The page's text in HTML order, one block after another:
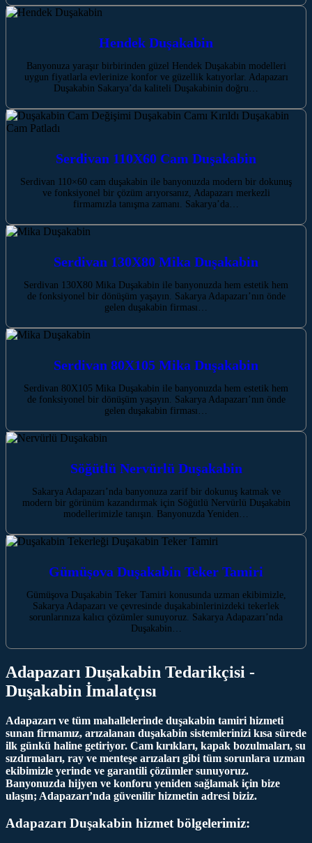
Hendek Duşakabin
Banyonuza yaraşır birbirinden güzel Hendek Duşakabin modelleri
uygun fiyatlarla evlerinize konfor ve güzellik katıyorlar. Adapazarı
Duşakabin Sakarya’da kaliteli Duşakabinin doğru…
Serdivan 110X60 Cam Duşakabin
Serdivan 110×60 cam duşakabin ile banyonuzda modern bir dokunuş
ve fonksiyonel bir çözüm arıyorsanız, Adapazarı merkezli
firmamızla tanışma zamanı. Sakarya’da…
Serdivan 130X80 Mika Duşakabin
Serdivan 130X80 Mika Duşakabin ile banyonuzda hem estetik hem
de fonksiyonel bir dönüşüm yaşayın. Sakarya Adapazarı’nın önde
gelen duşakabin firması…
Serdivan 80X105 Mika Duşakabin
Serdivan 80X105 Mika Duşakabin ile banyonuzda hem estetik hem
de fonksiyonel bir dönüşüm yaşayın. Sakarya Adapazarı’nın önde
gelen duşakabin firması…
Söğütlü Nervürlü Duşakabin
Sakarya Adapazarı’nda banyonuza zarif bir dokunuş katmak ve
modern bir görünüm kazandırmak için Söğütlü Nervürlü Duşakabin
modellerimizle tanışın. Banyonuzda Yeniden…
Gümüşova Duşakabin Teker Tamiri
Gümüşova Duşakabin Teker Tamiri konusunda uzman ekibimizle,
Sakarya Adapazarı ve çevresinde duşakabinlerinizdeki tekerlek
sorunlarınıza kalıcı çözümler sunuyoruz. Sakarya Adapazarı’nda
Duşakabin…
Adapazarı Duşakabin Tedarikçisi -
Duşakabin İmalatçısı
Adapazarı ve tüm mahallelerinde duşakabin tamiri hizmeti
sunan firmamız, arızalanan duşakabin sistemlerinizi kısa sürede
ilk günkü haline getiriyor. Cam kırıkları, kapak bozulmaları, su
sızdırmaları, ray ve menteşe arızaları gibi tüm sorunlara uzman
ekibimizle yerinde ve garantili çözümler sunuyoruz.
Banyonuzda hijyen ve konforu yeniden sağlamak için bize
ulaşın; Adapazarı’nda güvenilir hizmetin adresi biziz.
Adapazarı Duşakabin hizmet bölgelerimiz: